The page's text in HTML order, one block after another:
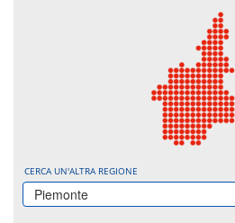
CERCA UN'ALTRA REGIONE
Piemonte